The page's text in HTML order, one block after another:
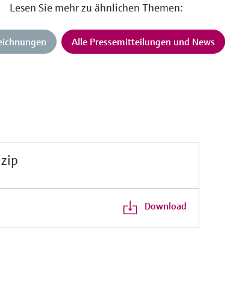
Lesen Sie mehr zu ähnlichen Themen:
Alle Pressemitteilungen und News
Download